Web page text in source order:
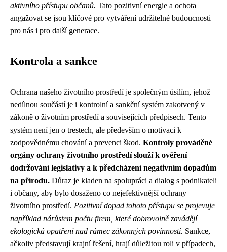
aktivního přístupu občanů. Tato pozitivní energie a ochota
angažovat se jsou klíčové pro vytváření udržitelné budoucnosti
pro nás i pro další generace.
Kontrola a sankce
Ochrana našeho životního prostředí je společným úsilím, jehož
nedílnou součástí je i kontrolní a sankční systém zakotvený v
zákoně o životním prostředí a souvisejících předpisech. Tento
systém není jen o trestech, ale především o motivaci k
zodpovědnému chování a prevenci škod. Kontroly prováděné
orgány ochrany životního prostředí slouží k ověření
dodržování legislativy a k předcházení negativním dopadům
na přírodu. Důraz je kladen na spolupráci a dialog s podnikateli
i občany, aby bylo dosaženo co nejefektivnější ochrany
životního prostředí. Pozitivní dopad tohoto přístupu se projevuje
například nárůstem počtu firem, které dobrovolně zavádějí
ekologická opatření nad rámec zákonných povinností. Sankce,
ačkoliv představují krajní řešení, hrají důležitou roli v případech,